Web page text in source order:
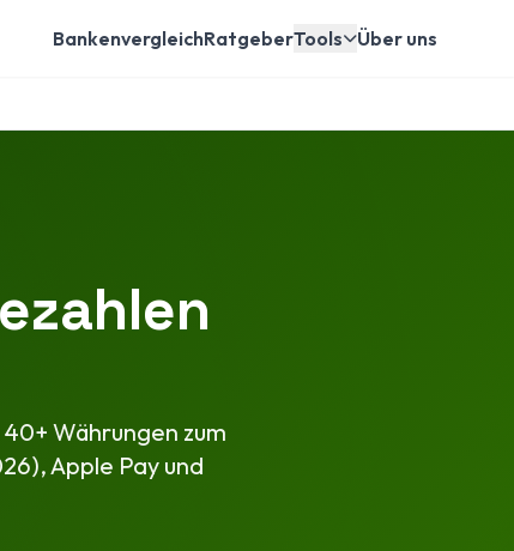
BankenvergleichRatgeberTools Über uns
Währungen zum
Apple Pay und